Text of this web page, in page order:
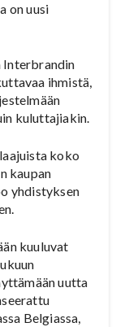
on uusi
Interbrandin
ihmistä,
kuluttajiakin.
koko
kaupan
yhdistyksen
kuuluvat
uutta
Belgiassa,